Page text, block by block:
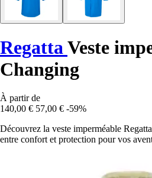
Regatta Veste
Changing
À partir de
140,00 € 57,00 € -59%
Découvrez la veste imperméable
entre confort et protection pour vos